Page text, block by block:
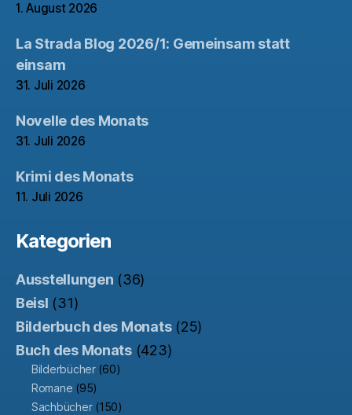
1. August 2026
La Strada Blog 2026/1: Gemeinsam statt
einsam
31. Juli 2026
Novelle des Monats
31. Juli 2026
Krimi des Monats
11. Juli 2026
Kategorien
Ausstellungen (36)
Beisl (31)
Bilderbuch des Monats(25)
Buch des Monats(423)
Bilderbücher(60)
Romane (95)
Sachbücher(150)